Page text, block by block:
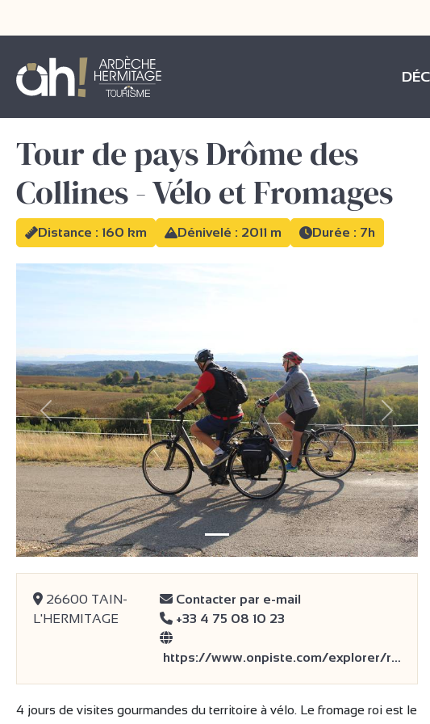
Tour de pays Drôme des
Collines - Vélo et Fromages
Distance : 160 km Dénivelé : 2011 m Durée : 7h
précédent Suivant
26600 TAIN-
L'HERMITAGE
Contacter par e-mail
+33 4 75 08 10 23
https://www.onpiste.com/explorer/r…
4 jours de visites gourmandes du territoire à vélo. Le fromage roi est le